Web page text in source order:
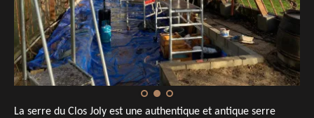
La serre du Clos Joly est une authentique et antique serre